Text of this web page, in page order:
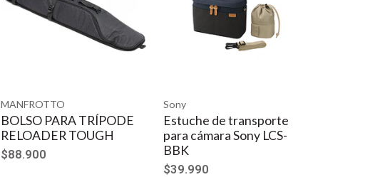
MANFROTTO
BOLSO PARA TRÍPODE
RELOADER TOUGH
$88.900
Sony
Estuche de transporte
para cámara Sony LCS-
BBK
$39.990